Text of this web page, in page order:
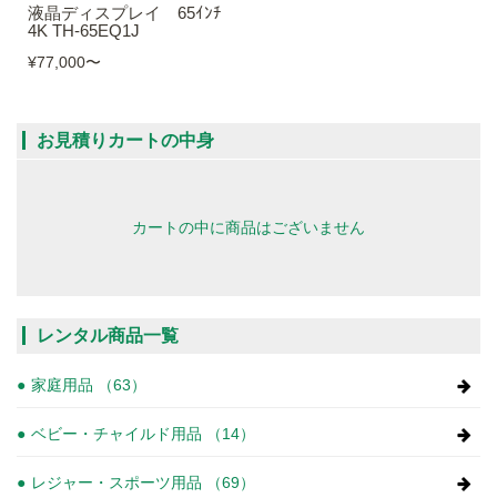
液晶ディスプレイ 65ｲﾝﾁ
4K TH-65EQ1J
¥77,000〜
お見積りカートの中身
カートの中に商品はございません
レンタル商品一覧
家庭用品 （63）
ベビー・チャイルド用品 （14）
レジャー・スポーツ用品 （69）